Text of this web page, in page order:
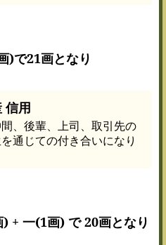
)で21画となり
信用
、後輩、上司、取引先の
通じての付き合いになり
+ 一(1画) で 20画となり